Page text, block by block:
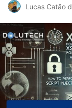
Lucas Catão